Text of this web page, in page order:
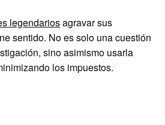
legendariosagravar sus
sentido. No es solo una cuestión
sino asimismo usarla
los impuestos.